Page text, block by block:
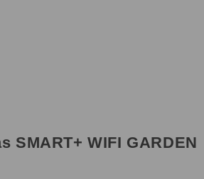
SMART+ WIFI GARDEN